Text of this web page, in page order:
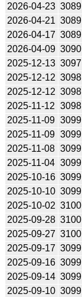
2026-04-23 3089
2026-04-21 3089
2026-04-17 3089
2026-04-09 3090
2025-12-13 3097
2025-12-12 3098
2025-12-12 3098
2025-11-12 3098
2025-11-09 3099
2025-11-09 3099
2025-11-08 3099
2025-11-04 3099
2025-10-16 3099
2025-10-10 3099
2025-10-02 3100
2025-09-28 3100
2025-09-27 3100
2025-09-17 3099
2025-09-16 3099
2025-09-14 3099
2025-09-10 3099